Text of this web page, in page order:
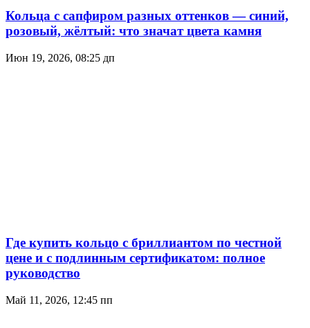
Кольца с сапфиром разных оттенков — синий,
розовый, жёлтый: что значат цвета камня
Июн 19, 2026, 08:25 дп
Где купить кольцо с бриллиантом по честной
цене и с подлинным сертификатом: полное
руководство
Май 11, 2026, 12:45 пп